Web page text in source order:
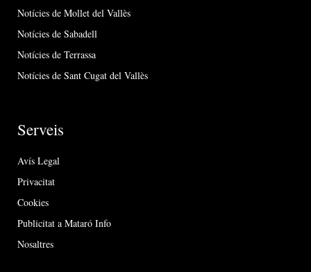
Notícies de Mollet del Vallès
Notícies de Sabadell
Notícies de Terrassa
Notícies de Sant Cugat del Vallès
Serveis
Avís Legal
Privacitat
Cookies
Publicitat a Mataró Info
Nosaltres